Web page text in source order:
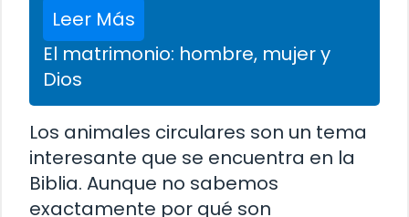
Leer Más
El matrimonio: hombre, mujer y
Dios
Los animales circulares son un tema
interesante que se encuentra en la
Biblia. Aunque no sabemos
exactamente por qué son